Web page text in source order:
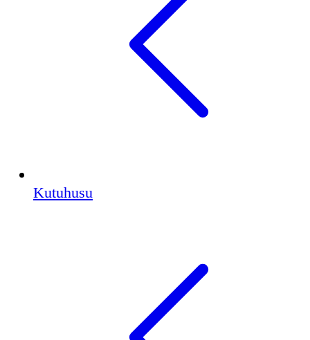
Kutuhusu